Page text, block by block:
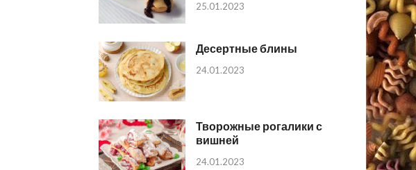
25.01.2023
Десертные блины
24.01.2023
Творожные рогалики с
вишней
24.01.2023